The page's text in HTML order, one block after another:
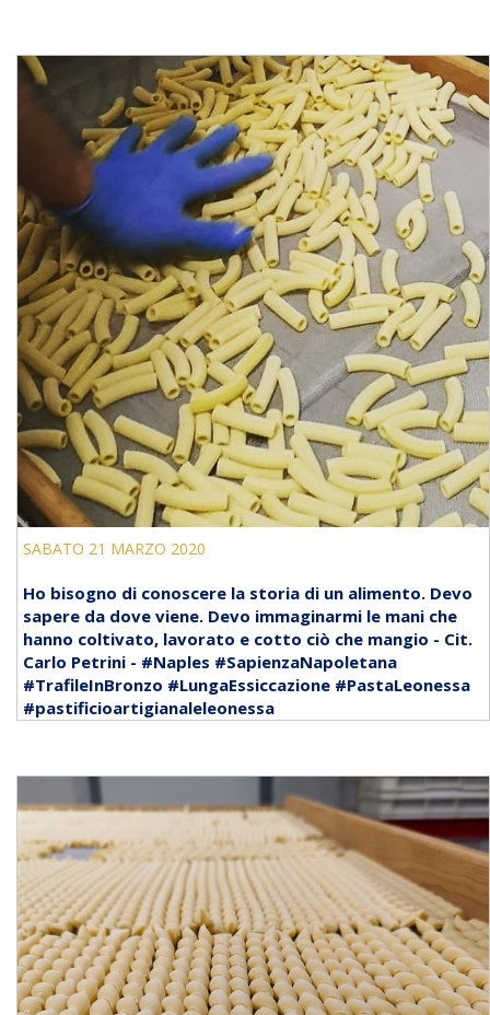
SABATO 21 MARZO 2020
Ho bisogno di conoscere la storia di un alimento. Devo
sapere da dove viene. Devo immaginarmi le mani che
hanno coltivato, lavorato e cotto ciò che mangio - Cit.
Carlo Petrini - #Naples #SapienzaNapoletana
#TrafileInBronzo #LungaEssiccazione #PastaLeonessa
#pastificioartigianaleleonessa